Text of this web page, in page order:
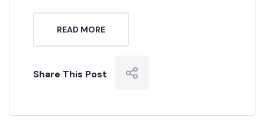
READ MORE
Share This Post